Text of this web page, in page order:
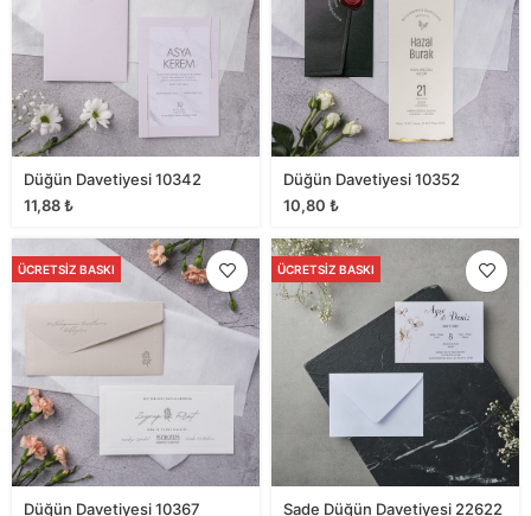
Düğün Davetiyesi 10342
11,88₺
Düğün Davetiyesi 10352
10,80 ₺
ÜCRETSIZ BASKI
Düğün Davetiyesi 10367
ÜCRETSIZ BASKI
Sade Düğün Davetiyesi 22622